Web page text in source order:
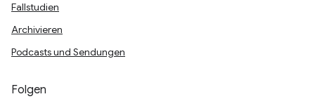
Fallstudien
Archivieren
Podcasts und Sendungen
Folgen